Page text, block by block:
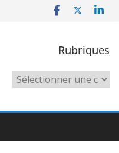
Rubriques
Rubriques